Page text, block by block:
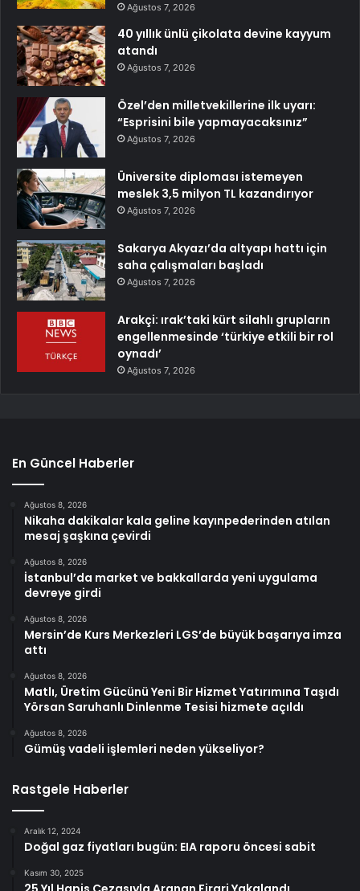
Ağustos 7, 2026
40 yıllık ünlü çikolata devine kayyum
atandı
Ağustos 7, 2026
Özel’den milletvekillerine ilk uyarı:
“Esprisini bile yapmayacaksınız”
Ağustos 7, 2026
Üniversite diploması istemeyen
meslek 3,5 milyon TL kazandırıyor
Ağustos 7, 2026
Sakarya Akyazı’da altyapı hattı için
saha çalışmaları başladı
Ağustos 7, 2026
Arakçi: ırak’taki kürt silahlı grupların
engellenmesinde ‘türkiye etkili bir rol
oynadı’
Ağustos 7, 2026
En Güncel Haberler
Ağustos 8, 2026
Nikaha dakikalar kala geline kayınpederinden atılan
mesaj şaşkına çevirdi
Ağustos 8, 2026
İstanbul’da market ve bakkallarda yeni uygulama
devreye girdi
Ağustos 8, 2026
Mersin’de Kurs Merkezleri LGS’de büyük başarıya imza
attı
Ağustos 8, 2026
Matlı, Üretim Gücünü Yeni Bir Hizmet Yatırımına Taşıdı
Yörsan Saruhanlı Dinlenme Tesisi hizmete açıldı
Ağustos 8, 2026
Gümüş vadeli işlemleri neden yükseliyor?
Rastgele Haberler
Aralık 12, 2024
Doğal gaz fiyatları bugün: EIA raporu öncesi sabit
Kasım 30, 2025